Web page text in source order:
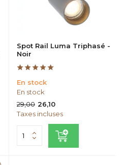
Spot Rail Luma Triphasé -
Noir
En stock
En stock
29,00 26,10
Taxes incluses